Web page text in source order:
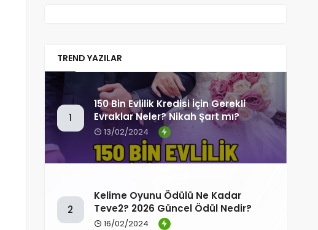
TREND YAZILAR
1
150 Bin Evlilik Kredisi İçin Gerekli
Evraklar Neler? Nikah Şart mı?
13/02/2024
2
Kelime Oyunu Ödülü Ne Kadar
Teve2? 2026 Güncel Ödül Nedir?
16/02/2024